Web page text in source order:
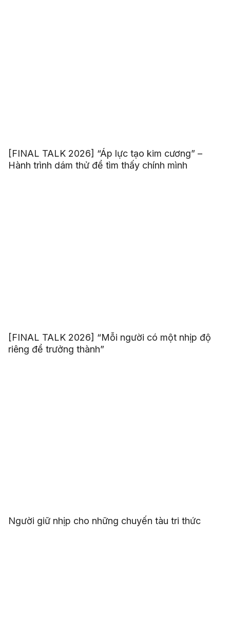
[FINAL TALK 2026] “Áp lực tạo kim cương” –
Hành trình dám thử để tìm thấy chính mình
[FINAL TALK 2026] “Mỗi người có một nhịp độ
riêng để trưởng thành”
Người giữ nhịp cho những chuyến tàu tri thức